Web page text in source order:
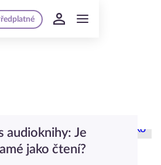
audioknihy: Je
jako čtení?